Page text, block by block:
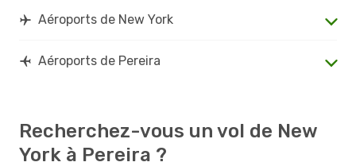
Aéroports de New York
Aéroports de Pereira
Recherchez-vous un vol de New
York à Pereira ?